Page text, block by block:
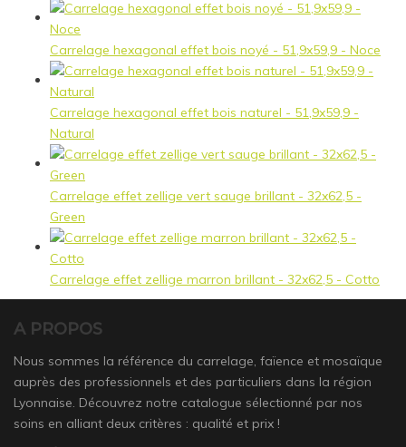
Carrelage hexagonal effet bois noyé - 51,9x59,9 - Noce
Carrelage hexagonal effet bois naturel - 51,9x59,9 -
Natural
Carrelage effet zellige vert sauge brillant - 32x62,5 -
Green
Carrelage effet zellige marron brillant - 32x62,5 - Cotto
A PROPOS
Nous sommes la référence du carrelage, faïence et mosaïque
auprès des professionnels et des particuliers dans la région
Lyonnaise. Découvrez notre catalogue sélectionné par nos
soins en alliant deux critères : qualité et prix !